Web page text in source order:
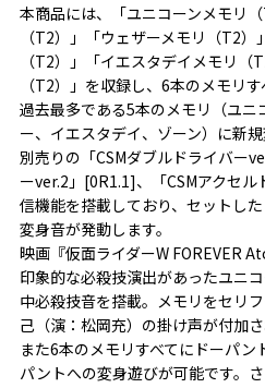
本商品には、「ユニコーンメモリ
（T2）」「ウェザーメモリ（T2
（T2）」「イエスタデイメモリ（
（T2）」を収録し、6本のメモリ
過去最多である5本のメモリ（ユニ
ー、イエスタデイ、ゾーン）に新
別売りの「CSMダブルドライバー
ーver.2」[0R1.1]、「CSMアクセ
信機能を搭載しており、セットし
変身音が発動します。
映画『仮面ライダーW FOREVER
印象的な必殺技演出があったユニ
中必殺技音を搭載。メモリをセリ
己（演：松岡充）の掛け声が付加さ
また6本のメモリすべてにドーパ
パントへの変身遊びが可能です。